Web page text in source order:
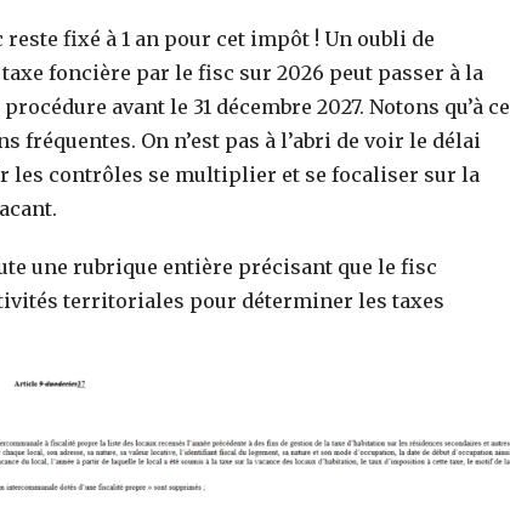
fixé à 1 an pour cet impôt ! Un oubli de
foncière par le fisc sur 2026 peut passer à la
avant le 31 décembre 2027. Notons qu’à ce
fréquentes. On n’est pas à l’abri de voir le délai
les contrôles se multiplier et se focaliser sur la
une rubrique entière précisant que le fisc
territoriales pour déterminer les taxes